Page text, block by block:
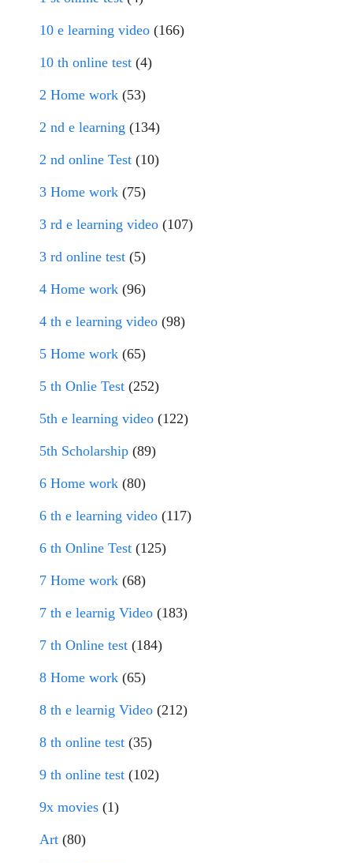
10 e learning video (166)
10 th online test (4)
2 Home work (53)
2 nd e learning (134)
2 nd online Test (10)
3 Home work (75)
3 rd e learning video (107)
3 rd online test (5)
4 Home work (96)
4 th e learning video (98)
5 Home work (65)
5 th Onlie Test (252)
5th e learning video (122)
5th Scholarship (89)
6 Home work (80)
6 th e learning video (117)
6 th Online Test (125)
7 Home work (68)
7 th e learnig Video (183)
7 th Online test (184)
8 Home work (65)
8 th e learnig Video (212)
8 th online test (35)
9 th online test (102)
9x movies (1)
Art (80)